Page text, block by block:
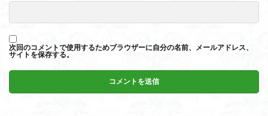
次回のコメントで使用するためブラウザーに自分の名前、メールアドレス、
サイトを保存する。